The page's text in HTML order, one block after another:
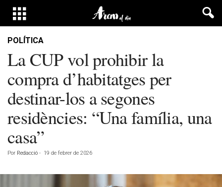
POLÍTICA
La CUP vol prohibir la
compra d’habitatges per
destinar-los a segones
residències: “Una família, una
casa”
Por Redacció - 19 de febrer de 2026